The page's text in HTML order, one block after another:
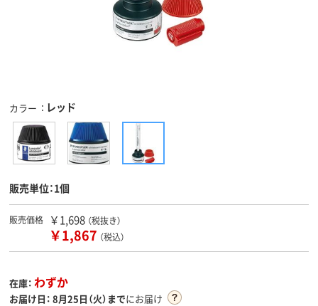
カラー レッド
販売単位：1個
販売価格 ￥1,698 （税抜き）
￥1,867 （税込）
在庫： わずか
お届け日： 8月25日（火）までにお届け